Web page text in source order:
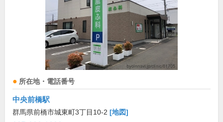
所在地・電話番号
中央前橋駅
群馬県前橋市城東町3丁目10-2 [地図]